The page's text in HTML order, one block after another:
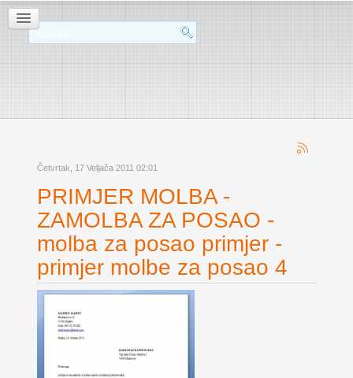
Četvrtak, 17 Veljača 2011 02:01
PRIMJER MOLBA -
ZAMOLBA ZA POSAO -
molba za posao primjer -
primjer molbe za posao 4